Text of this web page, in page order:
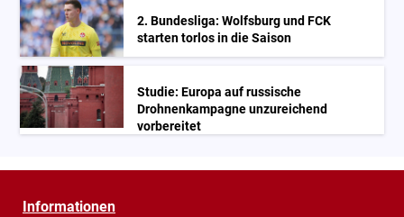
2. Bundesliga: Wolfsburg und FCK
starten torlos in die Saison
Studie: Europa auf russische
Drohnenkampagne unzureichend
vorbereitet
Informationen